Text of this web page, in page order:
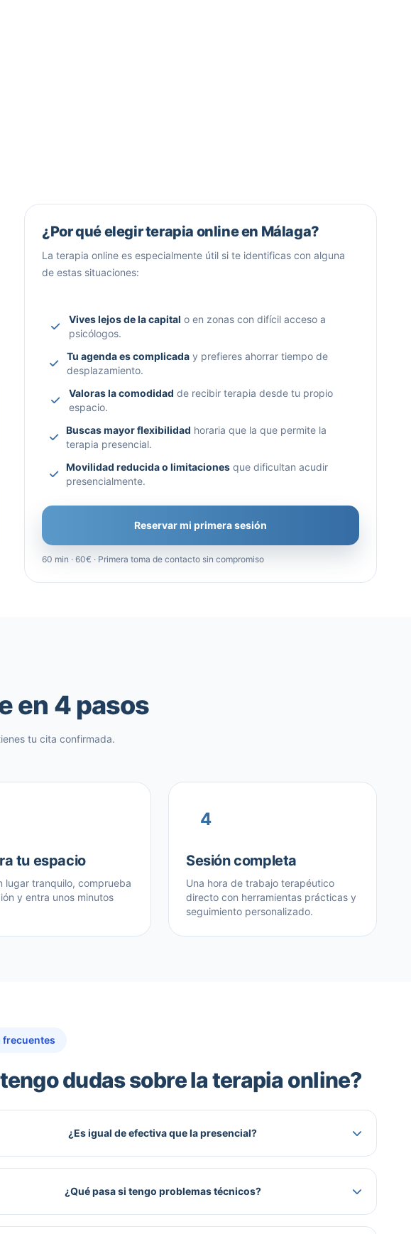
¿Por qué elegir terapia online en Málaga?
La terapia online es especialmente útil si te identificas con alguna
de estas situaciones:
Vives lejos de la capital o en zonas con difícil acceso a
psicólogos.
Tu agenda es complicaday prefieres ahorrar tiempo de
desplazamiento.
Valoras la comodidad de recibir terapia desde tu propio
espacio.
Buscas mayor flexibilidad horaria que la que permite la
terapia presencial.
Movilidad reducida o limitaciones que dificultan acudir
presencialmente.
Reservar mi primera sesión
60 min · 60€ · Primera toma de contacto sin compromiso
en 4 pasos
tu cita confirmada.
tu espacio
lugar tranquilo, comprueba
y entra unos minutos
4
Sesión completa
Una hora de trabajo terapéutico
directo con herramientas prácticas y
seguimiento personalizado.
frecuentes
dudas sobre la terapia online?
¿Es igual de efectiva que la presencial?
¿Qué pasa si tengo problemas técnicos?